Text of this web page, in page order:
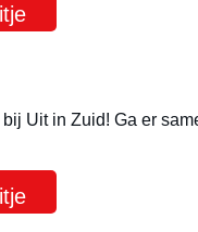
Uit in Zuid! Ga er